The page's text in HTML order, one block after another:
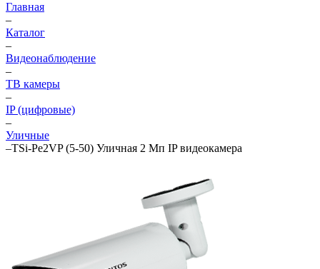
Главная
–
Каталог
–
Видеонаблюдение
–
ТВ камеры
–
IP (цифровые)
–
Уличные
–TSi-Pe2VP (5-50) Уличная 2 Мп IP видеокамера